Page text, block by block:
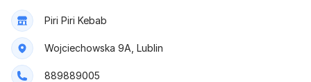
Piri Piri Kebab
Wojciechowska 9A, Lublin
889889005